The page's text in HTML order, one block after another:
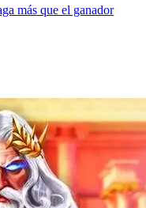
más que el ganador